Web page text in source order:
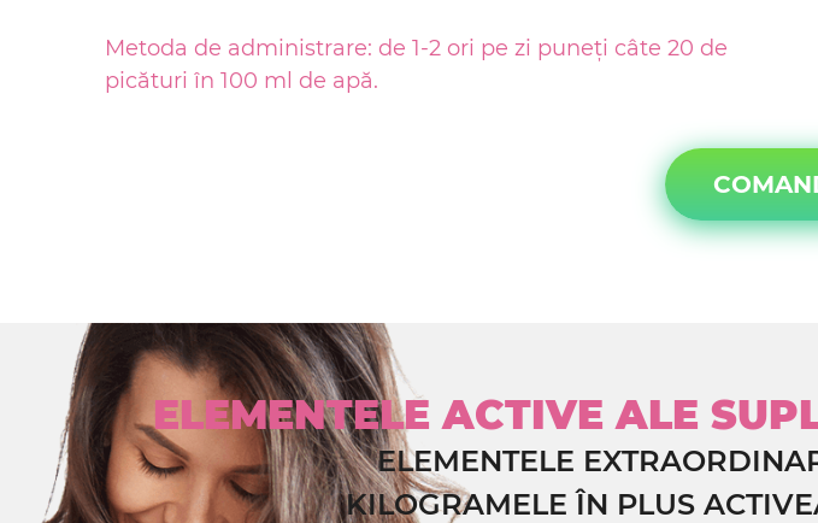
Metoda de administrare: de 1-2 ori pe zi puneți câte 20 de
picături în 100 ml de apă.
ELEMENTELE ACTIVE ALE
ELEMENTELE
KILOGRAMELE ÎN PLUS